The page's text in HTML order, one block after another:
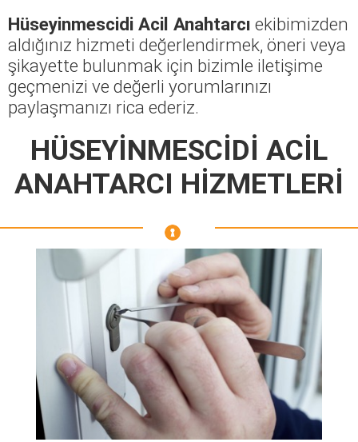
Hüseyinmescidi Acil Anahtarcı ekibimizden
aldığınız hizmeti değerlendirmek, öneri veya
şikayette bulunmak için bizimle iletişime
geçmenizi ve değerli yorumlarınızı
paylaşmanızı rica ederiz.
HÜSEYİNMESCİDİ ACİL
ANAHTARCI HİZMETLERİ